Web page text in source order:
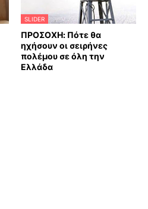
SLIDER
ΠΡΟΣΟΧΗ: Πότε θα
ηχήσουν οι σειρήνες
πολέμου σε όλη την
Ελλάδα